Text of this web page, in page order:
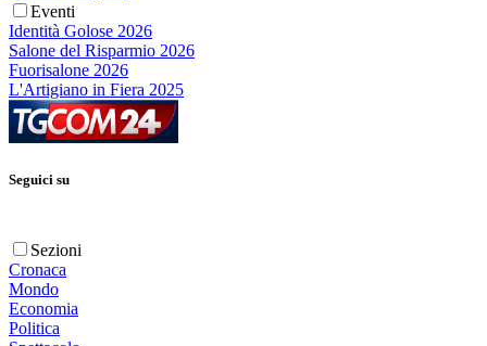
Eventi
Identità Golose 2026
Salone del Risparmio 2026
Fuorisalone 2026
L'Artigiano in Fiera 2025
Seguici su
Sezioni
Cronaca
Mondo
Economia
Politica